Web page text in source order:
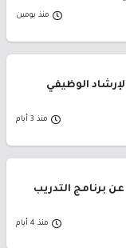
منذ يومين
الوظيفي
منذ 3 أيام
برنامج التدريب
منذ 4 أيام